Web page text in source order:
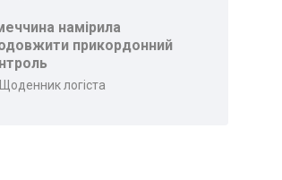
намірила
прикордонний
Щоденник логіста